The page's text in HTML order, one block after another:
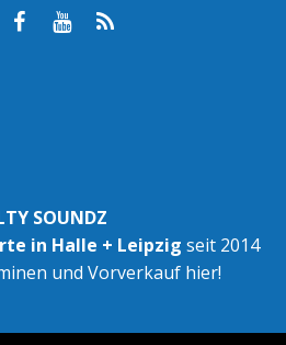
SOUNDZ
in Halle + Leipzig seit 2014
und Vorverkauf hier!